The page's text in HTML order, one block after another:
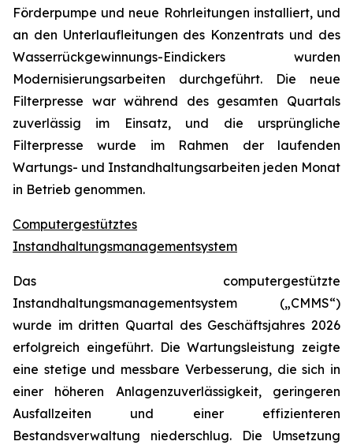
Förderpumpe und neue Rohrleitungen installiert, und
an den Unterlaufleitungen des Konzentrats und des
Wasserrückgewinnungs-Eindickers wurden
Modernisierungsarbeiten durchgeführt. Die neue
Filterpresse war während des gesamten Quartals
zuverlässig im Einsatz, und die ursprüngliche
Filterpresse wurde im Rahmen der laufenden
Wartungs- und Instandhaltungsarbeiten jeden Monat
in Betrieb genommen.
Computergestütztes
Instandhaltungsmanagementsystem
Das computergestützte
Instandhaltungsmanagementsystem („CMMS“)
wurde im dritten Quartal des Geschäftsjahres 2026
erfolgreich eingeführt. Die Wartungsleistung zeigte
eine stetige und messbare Verbesserung, die sich in
einer höheren Anlagenzuverlässigkeit, geringeren
Ausfallzeiten und einer effizienteren
Bestandsverwaltung niederschlug. Die Umsetzung